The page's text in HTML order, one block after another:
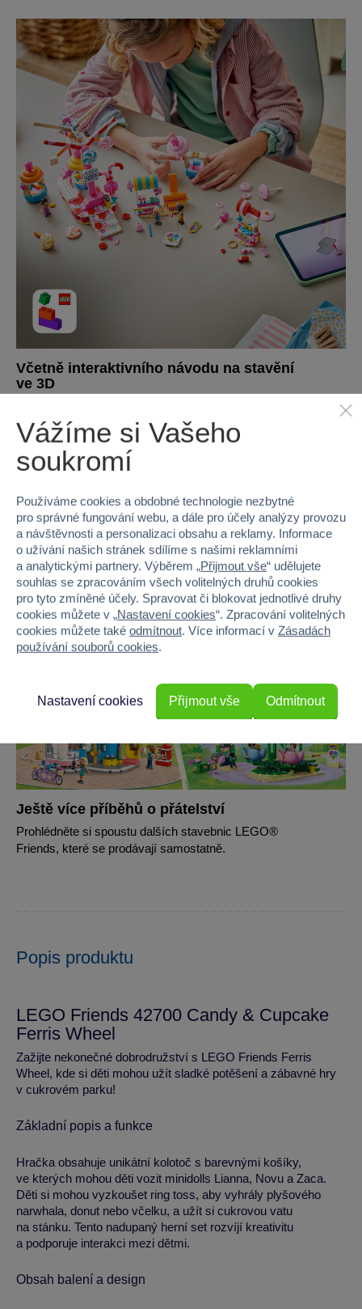
Včetně interaktivního návodu na stavění
ve 3D
pokrok v zábavné a intuitivní aplikaci LEGO® Builder.
Ještě více příběhů o přátelství
Prohlédněte si spoustu dalších stavebnic LEGO®
Friends, které se prodávají samostatně.
Popis produktu
LEGO Friends 42700 Candy & Cupcake
Ferris Wheel
Zažijte nekonečné dobrodružství s LEGO Friends Ferris
Wheel, kde si děti mohou užít sladké potěšení a zábavné hry
v cukrovém parku!
Základní popis a funkce
Hračka obsahuje unikátní kolotoč s barevnými košíky,
ve kterých mohou děti vozit minidolls Lianna, Novu a Zaca.
Děti si mohou vyzkoušet ring toss, aby vyhrály plyšového
narwhala, donut nebo včelku, a užít si cukrovou vatu
na stánku. Tento nadupaný herní set rozvíjí kreativitu
a podporuje interakci mezi dětmi.
Obsah balení a design
Vážíme si Vašeho
soukromí
Používáme cookies a obdobné technologie nezbytné
pro správné fungování webu, a dále pro účely analýzy provozu
a návštěvnosti a personalizaci obsahu a reklamy. Informace
o užívání našich stránek sdílíme s našimi reklamními
a analytickými partnery. Výběrem „Přijmout vše“ udělujete
souhlas se zpracováním všech volitelných druhů cookies
pro tyto zmíněné účely. Spravovat či blokovat jednotlivé druhy
cookies můžete v „Nastavení cookies“. Zpracování volitelných
cookies můžete také odmítnout. Více informací v Zásadách
používání souborů cookies.
Odmítnout
Nastavení cookies Přijmout vše